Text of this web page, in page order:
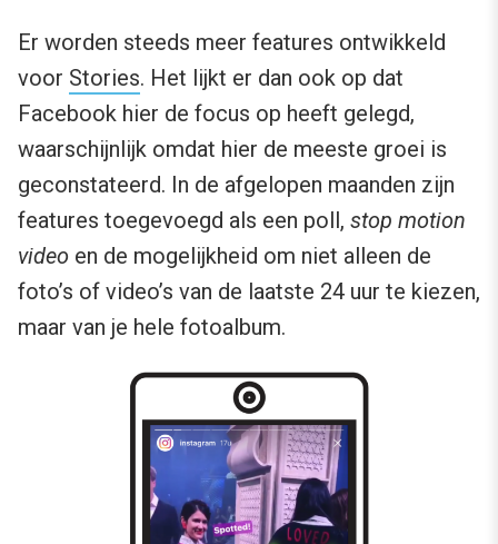
Er worden steeds meer features ontwikkeld
voor Stories. Het lijkt er dan ook op dat
Facebook hier de focus op heeft gelegd,
waarschijnlijk omdat hier de meeste groei is
geconstateerd. In de afgelopen maanden zijn
features toegevoegd als een poll, stop motion
video en de mogelijkheid om niet alleen de
foto’s of video’s van de laatste 24 uur te kiezen,
maar van je hele fotoalbum.